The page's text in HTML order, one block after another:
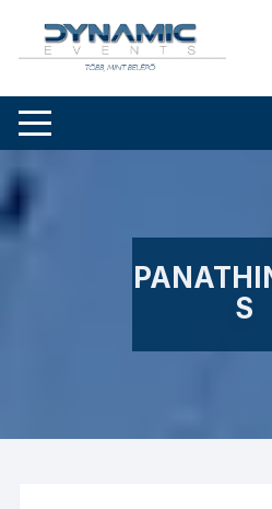
content
S